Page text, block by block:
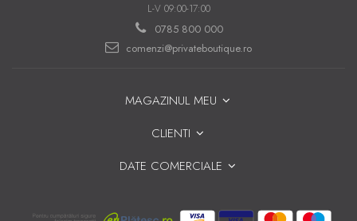
L-V 09:00-17:00
0785 800 000
comenzi@privateboutique.ro
MAGAZINUL MEU
CLIENTI
DATE COMERCIALE